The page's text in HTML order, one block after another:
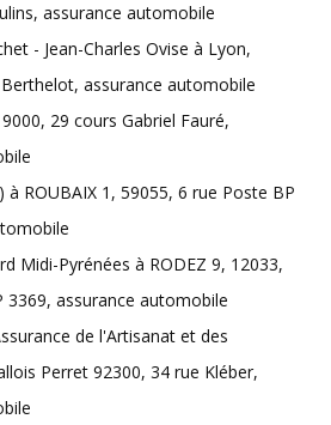
assurance automobile
- Jean-Charles Ovise à Lyon,
assurance automobile
29 cours Gabriel Fauré,
à ROUBAIX 1, 59055, 6 rue Poste BP
Midi-Pyrénées à RODEZ 9, 12033,
3369, assurance automobile
de l'Artisanat et des
Perret 92300, 34 rue Kléber,